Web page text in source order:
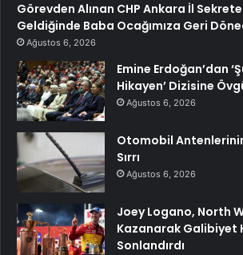
Görevden Alınan CHP Ankara İl
Geldiğinde Baba Ocağımıza Geri
Ağustos 6, 2026
Emine Erdoğan’dan
Hikayen’ Dizisine
Ağustos 6, 2026
Otomobil
Sırrı
Ağustos 6, 2026
Joey Logano, North
Kazanarak Galibiyet
Sonlandırdı